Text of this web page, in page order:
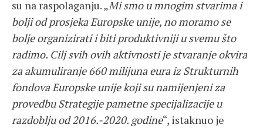
su na raspolaganju. „Mi smo u mnogim stvarima i
bolji od prosjeka Europske unije, no moramo se
bolje organizirati i biti produktivniji u svemu što
radimo. Cilj svih ovih aktivnosti je stvaranje okvira
za akumuliranje 660 milijuna eura iz Strukturnih
fondova Europske unije koji su namijenjeni za
provedbu Strategije pametne specijalizacije u
razdoblju od 2016.-2020. godine“, istaknuo je